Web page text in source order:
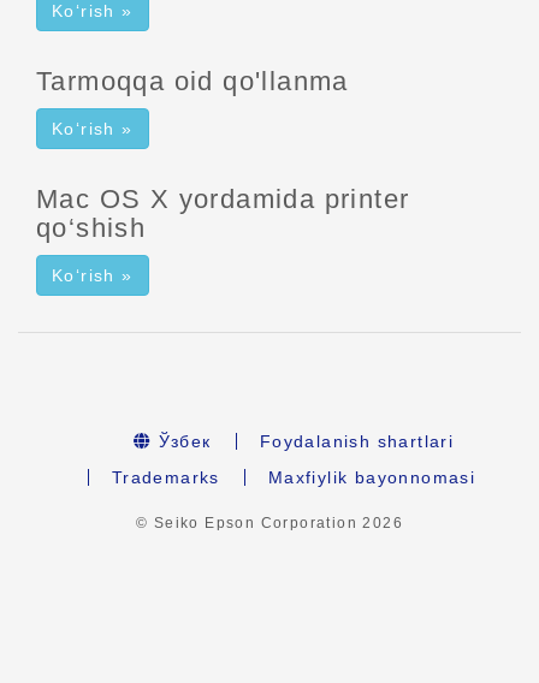
Ko‘rish »
Tarmoqqa oid qo'llanma
Ko‘rish »
Mac OS X yordamida printer
qo‘shish
Ko‘rish »
Ўзбек
Foydalanish shartlari
Trademarks
Maxfiylik bayonnomasi
© Seiko Epson Corporation2026